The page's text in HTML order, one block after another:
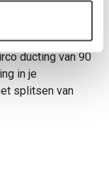
ducting van 90
in je
splitsen van